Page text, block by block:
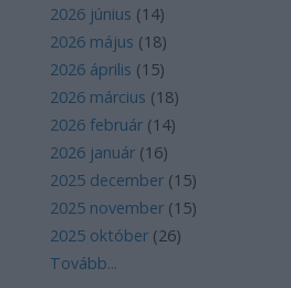
2026 június (14)
2026 május (18)
2026 április (15)
2026 március (18)
2026 február (14)
2026 január (16)
2025 december (15)
2025 november (15)
2025 október (26)
Tovább...